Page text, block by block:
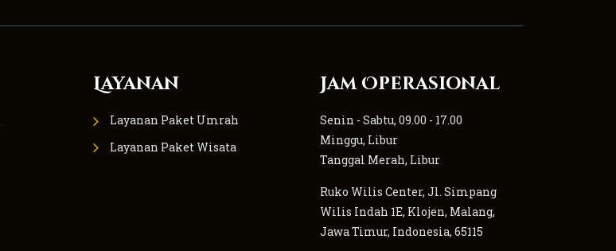
Layanan
Layanan Paket Umrah
Layanan Paket Wisata
Jam Operasional
Senin - Sabtu, 09.00 - 17.00
Minggu, Libur
Tanggal Merah, Libur
Ruko Wilis Center, Jl. Simpang
Wilis Indah 1E, Klojen, Malang,
Jawa Timur, Indonesia, 65115